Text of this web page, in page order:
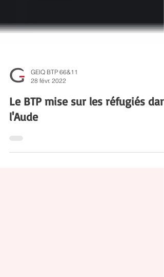
28 févr. 2022
Le BTP mise sur les réfugiés dans
l'Aude